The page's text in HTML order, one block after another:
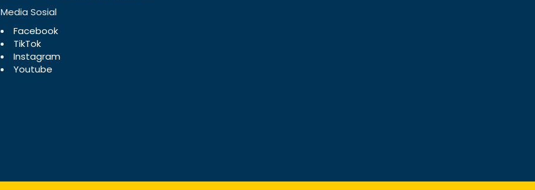
Media Sosial
Facebook
TikTok
Instagram
Youtube